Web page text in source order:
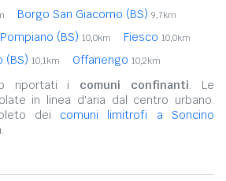
Borgo San Giacomo (BS) 9,7km
Pompiano (BS) 10,0km Fiesco 10,0km
(BS) 10,1km Offanengo 10,2km
riportati i comuni confinanti. Le
in linea d'aria dal centro urbano.
dei comuni limitrofi a Soncino